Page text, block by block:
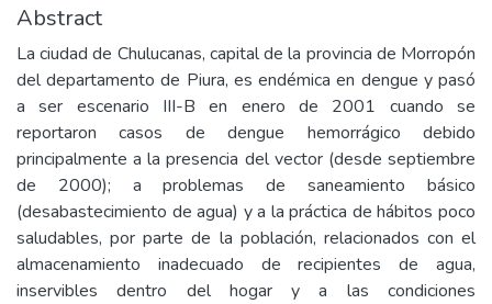
Abstract
La ciudad de Chulucanas, capital de la provincia de Morropón
del departamento de Piura, es endémica en dengue y pasó
a ser escenario III-B en enero de 2001 cuando se
reportaron casos de dengue hemorrágico debido
principalmente a la presencia del vector (desde septiembre
de 2000); a problemas de saneamiento básico
(desabastecimiento de agua) y a la práctica de hábitos poco
saludables, por parte de la población, relacionados con el
almacenamiento inadecuado de recipientes de agua,
inservibles dentro del hogar y a las condiciones